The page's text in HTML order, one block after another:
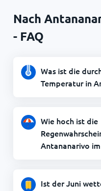
Nach
- FAQ
Was ist die
Temperatur in
Wie hoch ist die
Antananarivo
Ist der Juni